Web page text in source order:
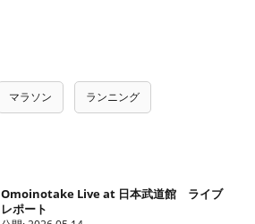
マラソン ランニング
Omoinotake Live at 日本武道館 ライブ
レポート